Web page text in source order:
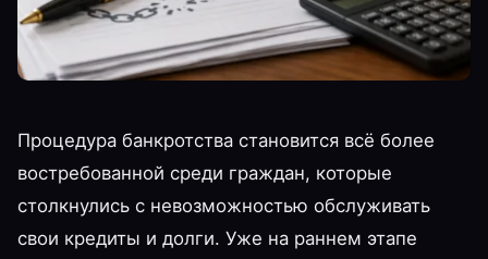
Процедура банкротства становится всё более
востребованной среди граждан, которые
столкнулись с невозможностью обслуживать
свои кредиты и долги. Уже на раннем этапе